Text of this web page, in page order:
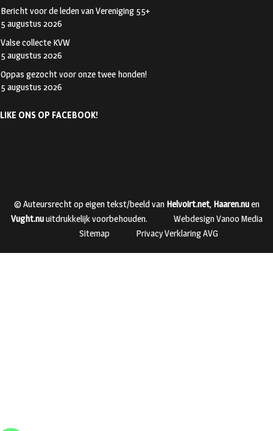
Bericht voor de leden van Vereniging 55+
5 augustus 2026
Valse collecte KVW
5 augustus 2026
Oppas gezocht voor onze twee honden!
5 augustus 2026
LIKE ONS OP FACEBOOK!
© Auteursrecht op eigen tekst/beeld van Helvoirt.net, Haaren.nuen
Vught.nuuitdrukkelijk voorbehouden.
Webdesign Vanoo Media
Sitemap
Privacy Verklaring AVG